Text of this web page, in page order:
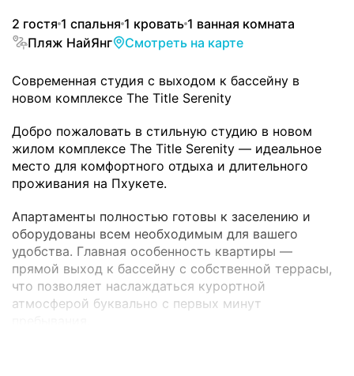
2 гостя 1 спальня 1 кровать 1 ванная комната
Пляж НайЯнг
Смотреть на карте
Современная студия с выходом к бассейну в
новом комплексе The Title Serenity
Добро пожаловать в стильную студию в новом
жилом комплексе The Title Serenity — идеальное
место для комфортного отдыха и длительного
проживания на Пхукете.
Апартаменты полностью готовы к заселению и
оборудованы всем необходимым для вашего
удобства. Главная особенность квартиры —
прямой выход к бассейну с собственной террасы,
что позволяет наслаждаться курортной
атмосферой буквально с первых минут